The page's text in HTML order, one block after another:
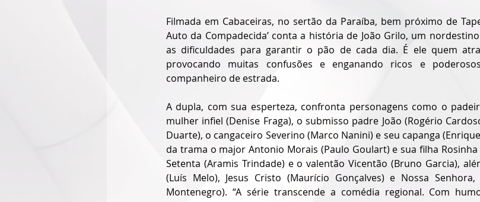
Filmada em Cabaceiras, no sertão da Paraíba, bem próximo de
Auto da Compadecida’ conta a história de João Grilo, um
as dificuldades para garantir o pão de cada dia. É ele quem
provocando muitas confusões e enganando ricos e
companheiro de estrada.
A dupla, com sua esperteza, confronta personagens como o
mulher infiel (Denise Fraga), o submisso padre João (Rogério
Duarte), o cangaceiro Severino (Marco Nanini) e seu capanga
da trama o major Antonio Morais (Paulo Goulart) e sua filha Rosinha
Setenta (Aramis Trindade) e o valentão Vicentão (Bruno Garcia),
(Luís Melo), Jesus Cristo (Maurício Gonçalves) e Nossa
Montenegro). “A série transcende a comédia regional. Com